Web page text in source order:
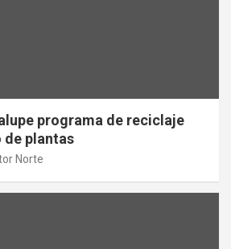
programa de reciclaje
plantas
Norte